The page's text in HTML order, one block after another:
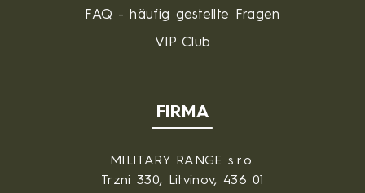
FAQ - häufig gestellte Fragen
VIP Club
FIRMA
MILITARY RANGE s.r.o.
Trzni 330, Litvinov, 436 01